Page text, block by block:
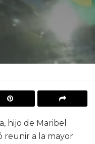
hijo de Maribel
reunir a la mayor